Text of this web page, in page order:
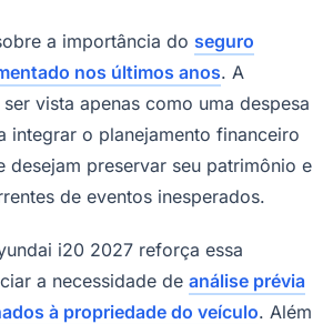
a importância do seguro
nos últimos anos. A
vista apenas como uma despesa
integrar o planejamento financeiro
desejam preservar seu patrimônio e
de eventos inesperados.
i20 2027 reforça essa
a necessidade de análise prévia
à propriedade do veículo. Além